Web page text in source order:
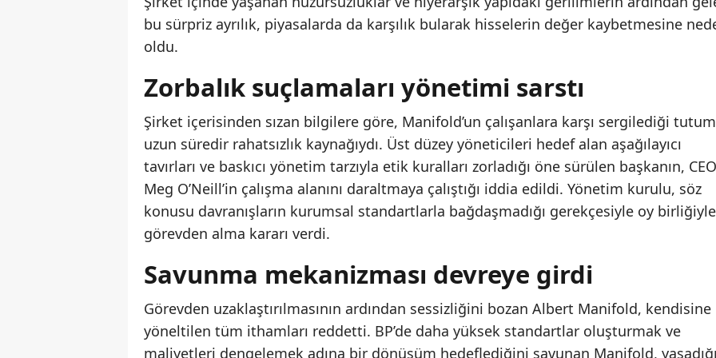
bu sürpriz ayrılık, piyasalarda da karşılık bularak hisselerin değer kaybetmesine
oldu.
Zorbalık suçlamaları yönetimi sarstı
Şirket içerisinden sızan bilgilere göre, Manifold’un çalışanlara karşı sergilediği tutum
uzun süredir rahatsızlık kaynağıydı. Üst düzey yöneticileri hedef alan aşağılayıcı
tavırları ve baskıcı yönetim tarzıyla etik kuralları zorladığı öne sürülen başkanın, CEO
Meg O’Neill’in çalışma alanını daraltmaya çalıştığı iddia edildi. Yönetim kurulu, söz
konusu davranışların kurumsal standartlarla bağdaşmadığı gerekçesiyle oy birliğiyle
görevden alma kararı verdi.
Savunma mekanizması devreye girdi
Görevden uzaklaştırılmasının ardından sessizliğini bozan Albert Manifold, kendisine
yöneltilen tüm ithamları reddetti. BP’de daha yüksek standartlar oluşturmak ve
maliyetleri dengelemek adına bir dönüşüm hedeflediğini savunan Manifold, yaşadığı